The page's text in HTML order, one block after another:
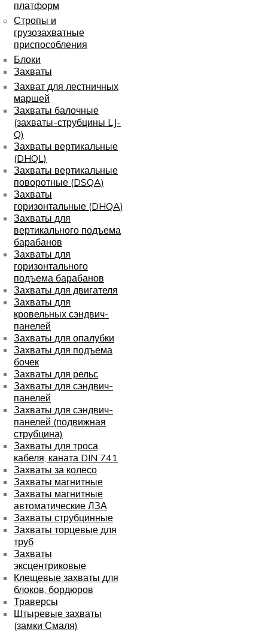
платформ
Стропы и
грузозахватные
приспособления
Блоки
Захваты
Захват для лестничных
маршей
Захваты балочные
(захваты-струбцины LJ-
Q)
Захваты вертикальные
(DHQL)
Захваты вертикальные
поворотные (DSQA)
Захваты
горизонтальные (DHQA)
Захваты для
вертикального подъема
барабанов
Захваты для
горизонтального
подъема барабанов
Захваты для двигателя
Захваты для
кровельных сэндвич-
панелей
Захваты для опалубки
Захваты для подъема
бочек
Захваты для рельс
Захваты для сэндвич-
панелей
Захваты для сэндвич-
панелей (подвижная
струбцина)
Захваты для троса,
кабеля, каната DIN 741
Захваты за колесо
Захваты магнитные
Захваты магнитные
автоматические ЛЗА
Захваты струбцинные
Захваты торцевые для
труб
Захваты
эксцентриковые
Клещевые захваты для
блоков, бордюров
Траверсы
Штыревые захваты
(замки Смаля)